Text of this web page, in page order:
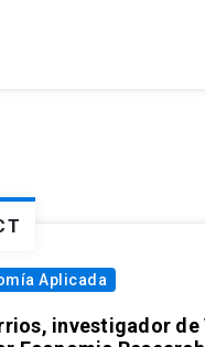
Aplicada
investigador de